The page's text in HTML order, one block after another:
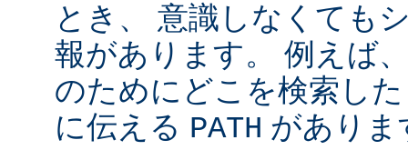
とき、 意識しなくても
報があります。 例えば
のためにどこを検索し
に伝える PATH がありま